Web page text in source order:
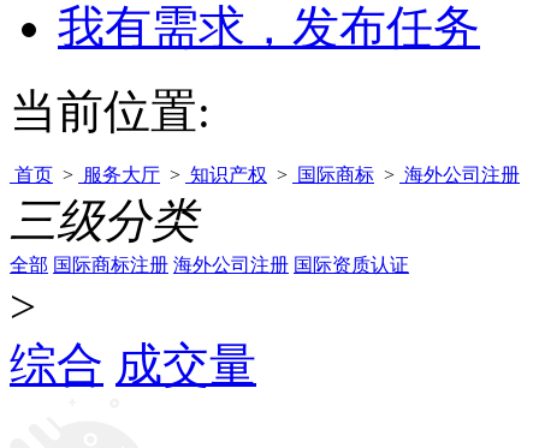
我有需求，发布任务
当前位置:
首页 > 服务大厅 > 知识产权 > 国际商标 > 海外公司注册
三级分类
全部 国际商标注册 海外公司注册 国际资质认证
>
综合 成交量